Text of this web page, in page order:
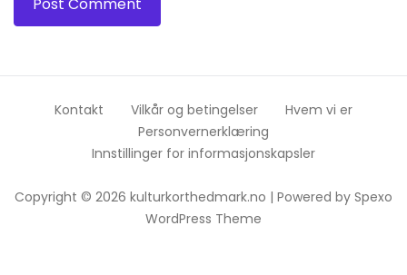
Copyright © 2026 kulturkorthedmark.no | Powered by Spexo
WordPress Theme
Kontakt Vilkår og betingelser
Hvem vi er
Personvernerklæring
Innstillinger for informasjonskapsler